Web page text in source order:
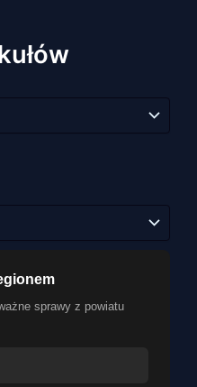
sprawy z powiatu